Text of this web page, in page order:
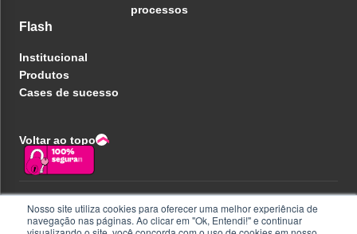
Nosso site utiliza cookies para oferecer uma melhor experiência de
navegação nas páginas. Ao clicar em "Ok, Entendi!" e continuar
processos
Flash
Institucional
Produtos
Cases de sucesso
Voltar ao topo
Política de privacidade
Central de ajuda
Liberdade e Privacidade